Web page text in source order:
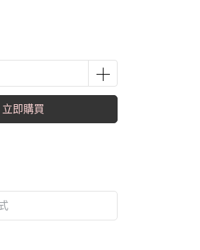
立即購買